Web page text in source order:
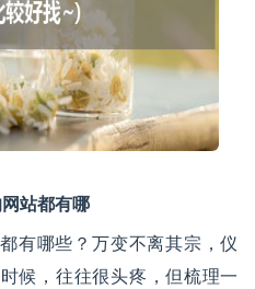
站都有哪
有哪些？万变不离其宗，仪
候，往往很头疼，但梳理一